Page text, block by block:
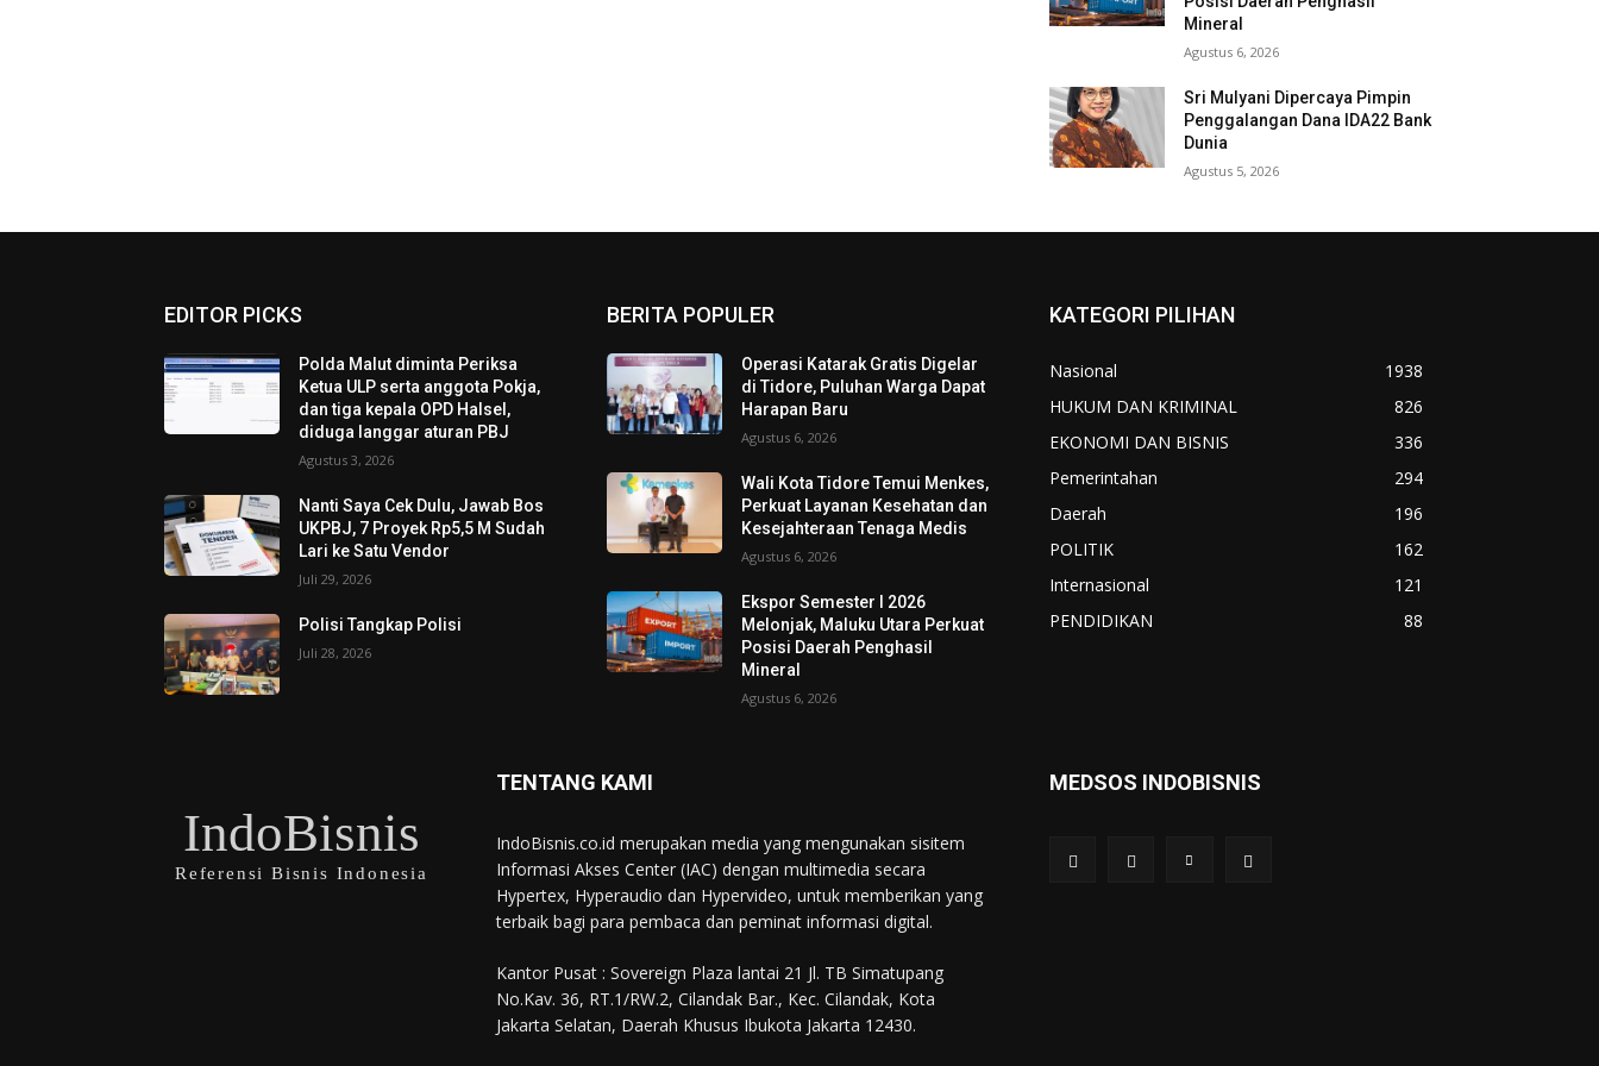
Mineral
Agustus 6, 2026
Sri Mulyani Dipercaya Pimpin
Penggalangan Dana IDA22 Bank
Dunia
Agustus 5, 2026
EDITOR PICKS
Polda Malut diminta Periksa
Ketua ULP serta anggota Pokja,
dan tiga kepala OPD Halsel,
diduga langgar aturan PBJ
Agustus 3, 2026
Nanti Saya Cek Dulu, Jawab Bos
UKPBJ, 7 Proyek Rp5,5 M Sudah
Lari ke Satu Vendor
Juli 29, 2026
Polisi Tangkap Polisi
Juli 28, 2026
BERITA POPULER
Operasi Katarak Gratis Digelar
di Tidore, Puluhan Warga Dapat
Harapan Baru
Agustus 6, 2026
Wali Kota Tidore Temui Menkes,
Perkuat Layanan Kesehatan dan
Kesejahteraan Tenaga Medis
Agustus 6, 2026
Ekspor Semester I 2026
Melonjak, Maluku Utara Perkuat
Posisi Daerah Penghasil
Mineral
Agustus 6, 2026
KATEGORI PILIHAN
Nasional
1938
HUKUM DAN KRIMINAL
826
EKONOMI DAN BISNIS
336
Pemerintahan
294
Daerah
196
POLITIK
162
Internasional
121
PENDIDIKAN
88
IndoBisnis
Referensi Bisnis Indonesia
TENTANG KAMI
IndoBisnis.co.id merupakan media yang mengunakan sisitem
Informasi Akses Center (IAC) dengan multimedia secara
Hypertex, Hyperaudio dan Hypervideo, untuk memberikan yang
terbaik bagi para pembaca dan peminat informasi digital.
Kantor Pusat : Sovereign Plaza lantai 21 Jl. TB Simatupang
No.Kav. 36, RT.1/RW.2, Cilandak Bar., Kec. Cilandak, Kota
Jakarta Selatan, Daerah Khusus Ibukota Jakarta 12430.
MEDSOS INDOBISNIS